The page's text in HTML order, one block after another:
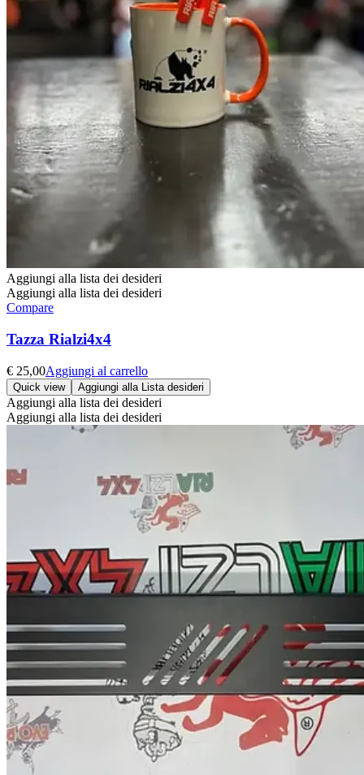
Aggiungi alla lista dei desideri
Aggiungi alla lista dei desideri
Compare
Tazza Rialzi4x4
€ 25,00Aggiungi al carrello
Quick view Aggiungi alla Lista desideri
Aggiungi alla lista dei desideri
Aggiungi alla lista dei desideri